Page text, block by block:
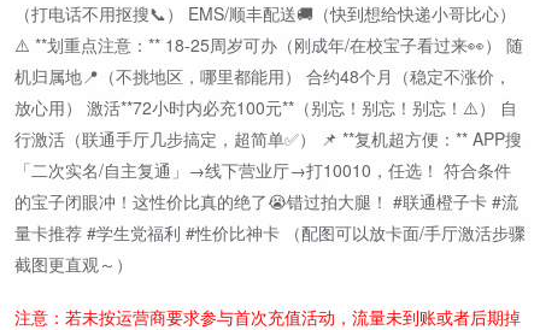
（打电话不用抠搜📞） EMS/顺丰配送🚚（快到想给快递小哥比心）
⚠️ **划重点注意：** 18-25周岁可办（刚成年/在校宝子看过来👀） 随
机归属地📍（不挑地区，哪里都能用） 合约48个月（稳定不涨价，
放心用） 激活**72小时内必充100元**（别忘！别忘！别忘！⚠️） 自
行激活（联通手厅几步搞定，超简单✅） 📌 **复机超方便：** APP搜
「二次实名/自主复通」→线下营业厅→打10010，任选！ 符合条件
的宝子闭眼冲！这性价比真的绝了😭错过拍大腿！ #联通橙子卡 #流
量卡推荐 #学生党福利 #性价比神卡 （配图可以放卡面/手厅激活步骤
截图更直观～）
注意：若未按运营商要求参与首次充值活动，流量未到账或者后期掉